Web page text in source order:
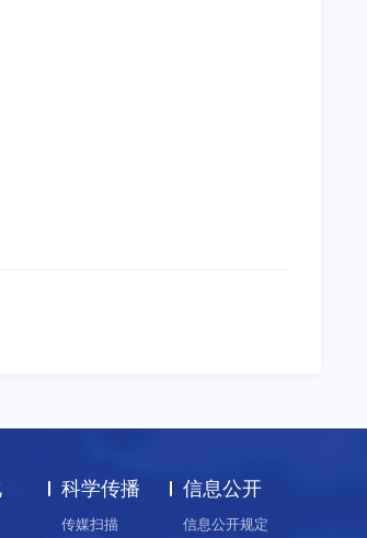
科学传播
传媒扫描
信息公开
信息公开规定